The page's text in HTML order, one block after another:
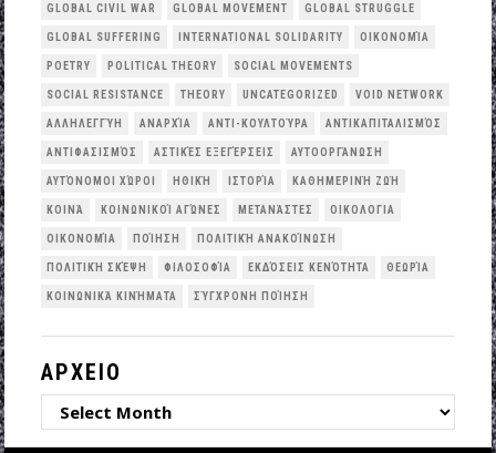
GLOBAL CIVIL WAR GLOBAL MOVEMENT GLOBAL STRUGGLE
GLOBAL SUFFERING INTERNATIONAL SOLIDARITY OΙΚΟΝΟΜΊΑ
POETRY POLITICAL THEORY SOCIAL MOVEMENTS
SOCIAL RESISTANCE THEORY UNCATEGORIZED VOID NETWORK
ΑΛΛΗΛΕΓΓΎΗ ΑΝΑΡΧΊΑ ΑΝΤΙ-ΚΟΥΛΤΟΎΡΑ ΑΝΤΙΚΑΠΙΤΑΛΙΣΜΌΣ
ΑΝΤΙΦΑΣΙΣΜΌΣ ΑΣΤΙΚΈΣ ΕΞΕΓΈΡΣΕΙΣ ΑΥΤΟΟΡΓΆΝΩΣΗ
ΑΥΤΌΝΟΜΟΙ ΧΏΡΟΙ ΗΘΙΚΉ ΙΣΤΟΡΊΑ ΚΑΘΗΜΕΡΙΝΉ ΖΩΉ
ΚΟΙΝΆ ΚΟΙΝΩΝΙΚΟΊ ΑΓΏΝΕΣ ΜΕΤΑΝΆΣΤΕΣ ΟΙΚΟΛΟΓΙΑ
ΟΙΚΟΝΟΜΊΑ ΠΟΊΗΣΗ ΠΟΛΙΤΙΚΉ ΑΝΑΚΟΊΝΩΣΗ
ΠΟΛΙΤΙΚΉ ΣΚΈΨΗ ΦΙΛΟΣΟΦΊΑ ΕΚΔΌΣΕΙΣ ΚΕΝΌΤΗΤΑ ΘΕΩΡΊΑ
ΚΟΙΝΩΝΙΚΆ ΚΙΝΉΜΑΤΑ ΣΎΓΧΡΟΝΗ ΠΟΊΗΣΗ
ΑΡΧΕΙΟ
ΑΡΧΕΙΟ